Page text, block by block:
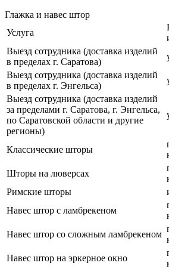
Глажка и навес штор
Услуга
Выезд сотрудника (доставка изделий
в пределах г. Саратова)
Выезд сотрудника (доставка изделий
в пределах г. Энгельса)
Выезд сотрудника (доставка изделий
за пределами г. Саратова, г. Энгельса,
по Саратовской области и другие
регионы)
Классические шторы
Шторы на люверсах
Римские шторы
Навес штор с ламбрекеном
Навес штор со сложным ламбрекеном
Навес штор на эркерное окно